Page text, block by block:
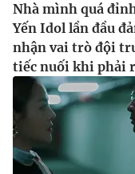
Nhà mình quá
Yến Idol lần đầu
nhận vai trò đội
tiếc nuối khi phải